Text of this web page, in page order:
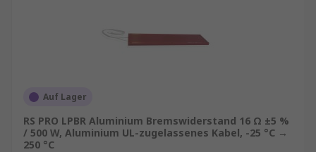
Auf Lager
RS PRO LPBR Aluminium Bremswiderstand 16 Ω ±5 %
/ 500 W, Aluminium UL-zugelassenes Kabel, -25 °C →
250 °C